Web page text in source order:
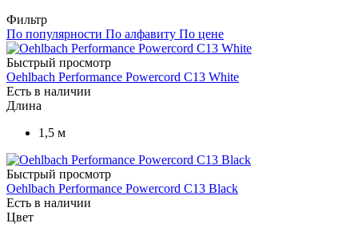
Фильтр
По популярности По алфавиту По цене
Быстрый просмотр
Oehlbach Performance Powercord C13 White
Есть в наличии
Длина
1,5 м
Быстрый просмотр
Oehlbach Performance Powercord C13 Black
Есть в наличии
Цвет